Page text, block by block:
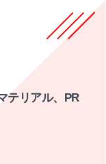
テリアル、PR